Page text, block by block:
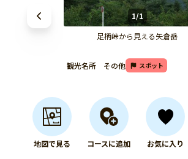
1/1
足柄峠から見える矢倉岳
観光名所 その他 スポット
地図で見る コースに追加 お気に入り